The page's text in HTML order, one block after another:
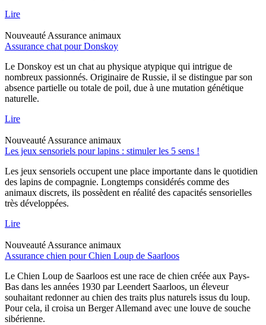
Lire
Nouveauté Assurance animaux
Assurance chat pour Donskoy
Le Donskoy est un chat au physique atypique qui intrigue de
nombreux passionnés. Originaire de Russie, il se distingue par son
absence partielle ou totale de poil, due à une mutation génétique
naturelle.
Lire
Nouveauté Assurance animaux
Les jeux sensoriels pour lapins : stimuler les 5 sens !
Les jeux sensoriels occupent une place importante dans le quotidien
des lapins de compagnie. Longtemps considérés comme des
animaux discrets, ils possèdent en réalité des capacités sensorielles
très développées.
Lire
Nouveauté Assurance animaux
Assurance chien pour Chien Loup de Saarloos
Le Chien Loup de Saarloos est une race de chien créée aux Pays-
Bas dans les années 1930 par Leendert Saarloos, un éleveur
souhaitant redonner au chien des traits plus naturels issus du loup.
Pour cela, il croisa un Berger Allemand avec une louve de souche
sibérienne.